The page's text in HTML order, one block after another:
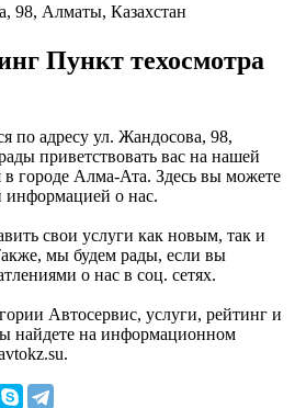
98, Алматы, Казахстан
Пункт техосмотра
по адресу ул. Жандосова, 98,
приветствовать вас на нашей
городе Алма-Ата. Здесь вы можете
информацией о нас.
свои услуги как новым, так и
мы будем рады, если вы
о нас в соц. сетях.
Автосервис, услуги, рейтинг и
найдете на информационном